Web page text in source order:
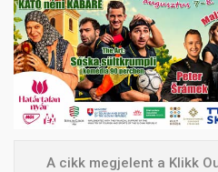
A cikk megjelent a Klikk